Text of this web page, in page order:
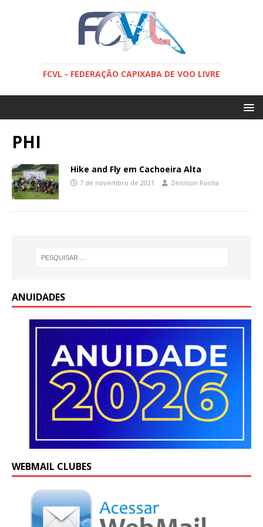
FCVL - FEDERAÇÃO CAPIXABA DE VOO LIVRE
PHI
Hike and Fly em Cachoeira Alta
7 de novembro de 2021 Zenilson Rocha
ANUIDADES
WEBMAIL CLUBES